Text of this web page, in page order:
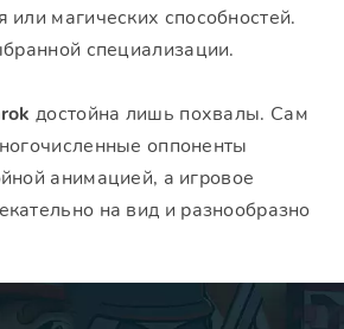
или магических способностей.
специализации.
достойна лишь похвалы. Сам
оппоненты
анимацией, а игровое
на вид и разнообразно